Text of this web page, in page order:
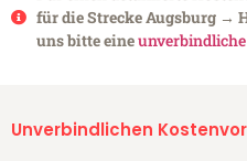
für die Strecke Augsburg →
uns bitte eine
Unverbindlichen